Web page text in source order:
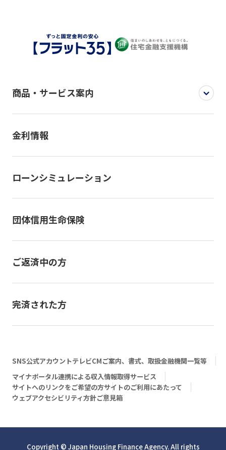
商品・サービス案内
金利情報
ローンシミュレーション
団体信用生命保険
ご返済中の方
完済された方
SNS公式アカウントテレビCMご案内、書式、取扱金融機関一覧等
マイナポータル連携による収入情報取得サービス
サイトへのリンクをご希望の方サイトのご利用にあたって
ウェブアクセシビリティ方針ご意見箱
Copyright © Japan Housing Finance Agency. All rights